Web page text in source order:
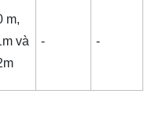
m,
và
- -